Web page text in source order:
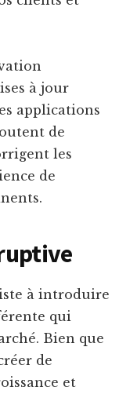
à jour
applications
de
les
de
à introduire
qui
Bien que
de
et